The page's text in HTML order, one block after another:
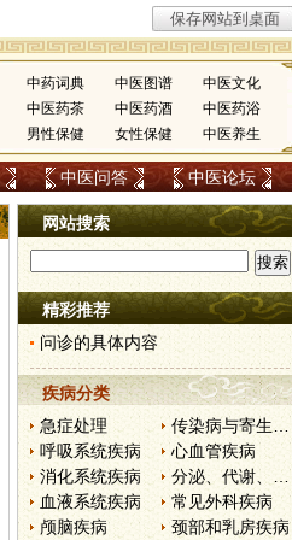
中药词典 中医图谱
中医文化
中医药茶 中医药酒
中医药浴
男性保健 女性保健 中医养生
中医问答 中医论坛
网站搜索
精彩推荐
问诊的具体内容
疾病分类
急症处理
传染病与寄生虫病
呼吸系统疾病
心血管疾病
消化系统疾病
分泌、代谢、营养和肾脏疾病
血液系统疾病
常见外科疾病
颅脑疾病
颈部和乳房疾病